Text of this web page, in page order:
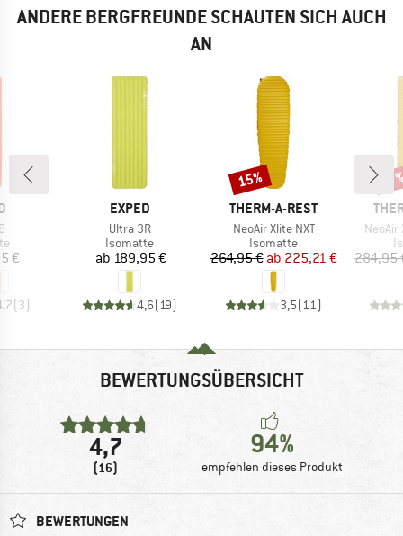
ANDERE BERGFREUNDE SCHAUTEN SICH AUCH
AN
€
(3)
MARKE
EXPED
Artikel
Ultra 3R
Produktgruppe
Isomatte
Preis
ab 189,95 €
4,6( 19)
MARKE
THERM-A-REST
Artikel
NeoAir Xlite NXT
Produktgruppe
Isomatte
Preis
264,95 € reduzierter Preis
ab 225,21 €
3,5( 11)
Rabatt
15%
Artikel
NeoAir
284,95
BEWERTUNGSÜBERSICHT
4,7
(16)
94%
empfehlen dieses Produkt
BEWERTUNGEN